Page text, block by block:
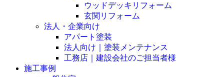
ウッドデッキリフォーム
玄関リフォーム
法人・企業向け
アパート塗装
法人向け｜塗装メンテナンス
工務店｜建設会社のご担当者様
施工事例